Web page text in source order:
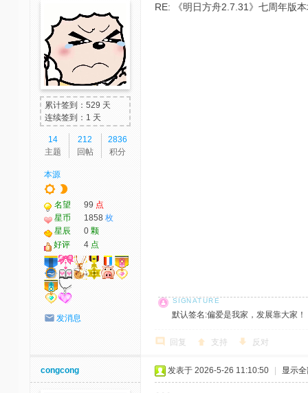
累计签到：529 天
连续签到：1 天
14
主题
212
回帖
2836
积分
本源
名望 99 点
星币
1858 枚
星辰
0 颗
好评
4 点
发消息
RE: 《明日方舟2.7.31》七周年版
默认签名:偏爱是我家，发展靠大家
回复 支持 反对
congcong 发表于 2026-5-26 11:10:50 显示